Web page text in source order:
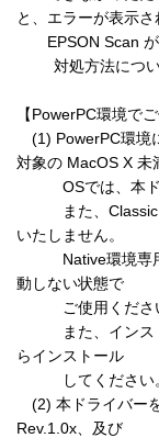
と、エラーが表示さ
対処方法につい
【PowerPC環境で
(1) PowerPC環境
対象の MacOS X 未
OSでは、本ドラ
また、Classic 環
いたしません。
Native環境専用
動しない状態で
ご使用くださ
また、インスト
らインストール
してください
(2) 本ドライバー
Rev.1.0x、及び